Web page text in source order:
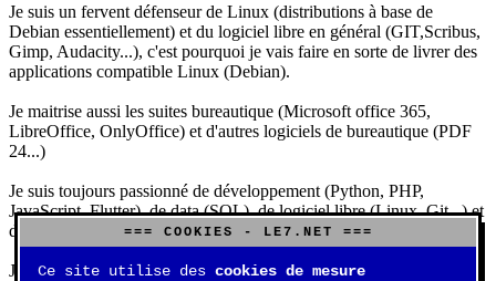
Je suis un fervent défenseur de Linux (distributions à base de
Debian essentiellement) et du logiciel libre en général (GIT,Scribus,
Gimp, Audacity...), c'est pourquoi je vais faire en sorte de livrer des
applications compatible Linux (Debian).
Je maitrise aussi les suites bureautique (Microsoft office 365,
LibreOffice, OnlyOffice) et d'autres logiciels de bureautique (PDF
24...)
Je suis toujours passionné de développement (Python, PHP,
JavaScript, Flutter), de data (SQL), de logiciel libre (Linux, Git...) et
d'IA (principalement Claude et DeepSeek).
J'aime jouer, surtout aux jeux de sociétés (Risk, Uno, Scrabble...),
=== COOKIES - LE7.NET ===
Ce site utilise des cookies de mesure